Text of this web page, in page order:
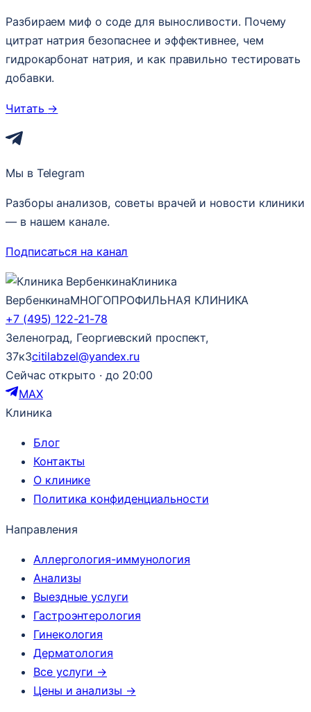
Разбираем миф о соде для выносливости. Почему
цитрат натрия безопаснее и эффективнее, чем
гидрокарбонат натрия, и как правильно тестировать
добавки.
Читать →
Мы в Telegram
Разборы анализов, советы врачей и новости клиники
— в нашем канале.
Подписаться на канал
Клиника
ВербенкинаМНОГОПРОФИЛЬНАЯ КЛИНИКА
+7 (495) 122-21-78
Зеленоград, Георгиевский проспект,
37к3citilabzel@yandex.ru
Сейчас открыто · до 20:00
MAX
Клиника
Блог
Контакты
О клинике
Политика конфиденциальности
Направления
Аллергология-иммунология
Анализы
Выездные услуги
Гастроэнтерология
Гинекология
Дерматология
Все услуги →
Цены и анализы →